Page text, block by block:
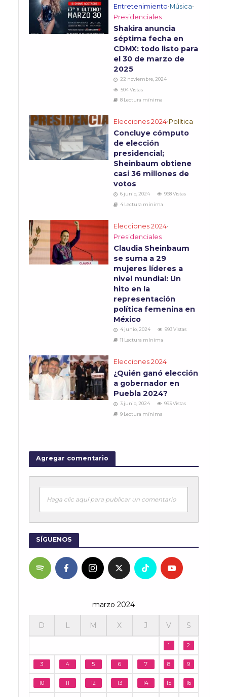
Entretenimiento•Música•
Presidenciales
Shakira anuncia
séptima fecha en
CDMX: todo listo para
el 30 de marzo de
2025
22 noviembre, 2024
504 Vistas
8 Lectura mínima
Elecciones 2024•Política
Concluye cómputo
de elección
presidencial;
Sheinbaum obtiene
casi 36 millones de
votos
6 junio, 2024
968 Vistas
4 Lectura mínima
Elecciones 2024•
Presidenciales
Claudia Sheinbaum
se suma a 29
mujeres líderes a
nivel mundial: Un
hito en la
representación
política femenina en
México
4 junio, 2024
993 Vistas
11 Lectura mínima
Elecciones 2024
¿Quién ganó elección
a gobernador en
Puebla 2024?
3 junio, 2024
993 Vistas
9 Lectura mínima
Agregar comentario
Haga clic aquí para publicar un comentario
SÍGUENOS
marzo 2024
D L M X J V S
1 2
3 4 5 6 7 8 9
10 11 12 13 14 15 16